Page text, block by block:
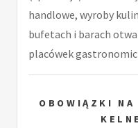
handlowe, wyroby
bufetach i barach
placówek
OBOWIĄZKI NA